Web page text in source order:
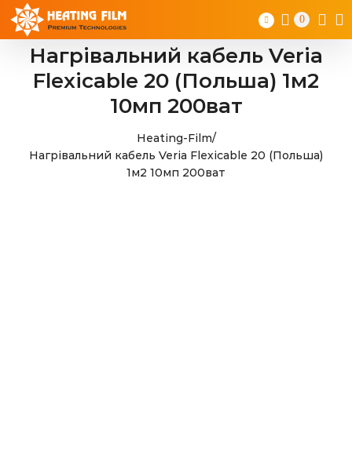
Skip
content
0
Нагрівальний кабель Veria
Flexicable 20 (Польша) 1м2
10мп 200ват
Heating-Film/
Нагрівальний кабель Veria Flexicable 20 (Польша)
1м2 10мп 200ват